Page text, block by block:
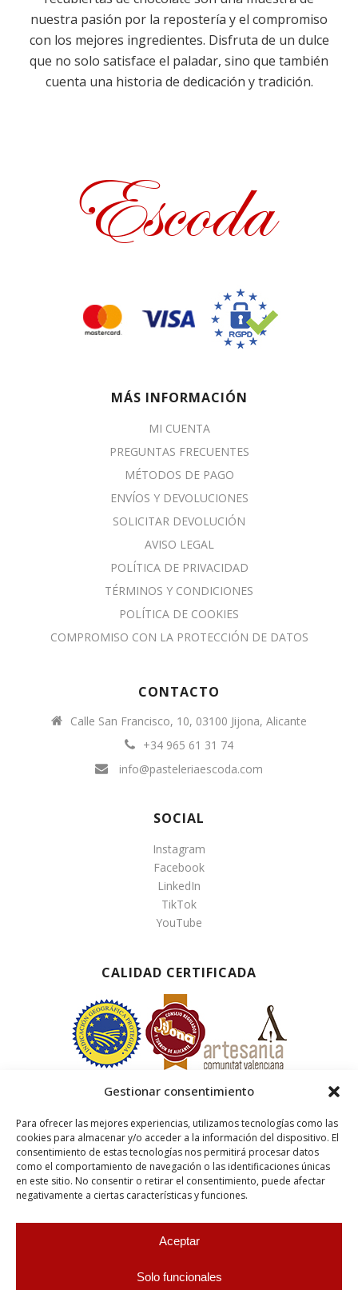
Gestionar consentimiento
Para ofrecer las mejores experiencias, utilizamos tecnologías como las
cookies para almacenar y/o acceder a la información del dispositivo. El
consentimiento de estas tecnologías nos permitirá procesar datos
como el comportamiento de navegación o las identificaciones únicas
en este sitio. No consentir o retirar el consentimiento, puede afectar
negativamente a ciertas características y funciones.
Aceptar
Solo funcionales
nuestra pasión por la repostería y el compromiso
con los mejores ingredientes. Disfruta de un dulce
que no solo satisface el paladar, sino que también
cuenta una historia de dedicación y tradición.
MÁS INFORMACIÓN
MI CUENTA
PREGUNTAS FRECUENTES
MÉTODOS DE PAGO
ENVÍOS Y DEVOLUCIONES
SOLICITAR DEVOLUCIÓN
AVISO LEGAL
POLÍTICA DE PRIVACIDAD
TÉRMINOS Y CONDICIONES
POLÍTICA DE COOKIES
COMPROMISO CON LA PROTECCIÓN DE DATOS
CONTACTO
Calle San Francisco, 10, 03100 Jijona, Alicante
+34 965 61 31 74
info@pasteleriaescoda.com
SOCIAL
Instagram
Facebook
LinkedIn
TikTok
YouTube
CALIDAD CERTIFICADA